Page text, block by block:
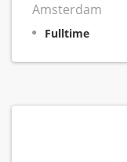
Amsterdam
Fulltime